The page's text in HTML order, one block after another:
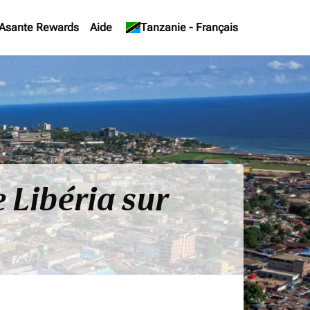
Rewards Aide Tanzanie - Français
keyboard_arrow_down
Libéria sur